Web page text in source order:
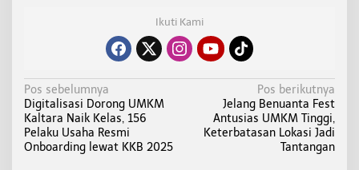
Ikuti Kami
N
a
v
i
Pos sebelumnya
Digitalisasi Dorong UMKM
Kaltara Naik Kelas, 156
Pelaku Usaha Resmi
Onboarding lewat KKB 2025
Pos berikutnya
Jelang Benuanta Fest
Antusias UMKM Tinggi,
Keterbatasan Lokasi Jadi
Tantangan